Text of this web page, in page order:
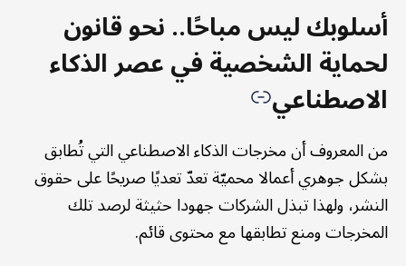
أسلوبك ليس مباحًا.. نحو قانون
لحماية الشخصية في عصر الذكاء
الاصطناعي
من المعروف أن مخرجات الذكاء الاصطناعي التي تُطابق
بشكل جوهري أعمالا محميّة تعدّ تعديًا صريحًا على حقوق
النشر، ولهذا تبذل الشركات جهودا حثيثة لرصد تلك
المخرجات ومنع تطابقها مع محتوى قائم.